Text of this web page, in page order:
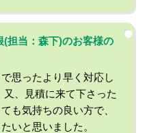
担当：森下)のお客様の
思ったより早く対応し
、見積に来て下さった
も気持ちの良い方で、
いと思いました。